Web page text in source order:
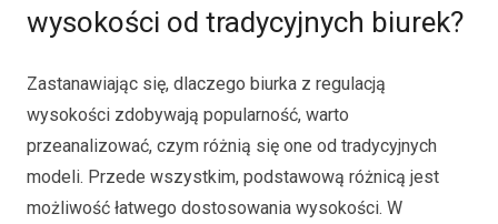
wysokości od tradycyjnych biurek?
Zastanawiając się, dlaczego biurka z regulacją
wysokości zdobywają popularność, warto
przeanalizować, czym różnią się one od tradycyjnych
modeli. Przede wszystkim, podstawową różnicą jest
możliwość łatwego dostosowania wysokości. W